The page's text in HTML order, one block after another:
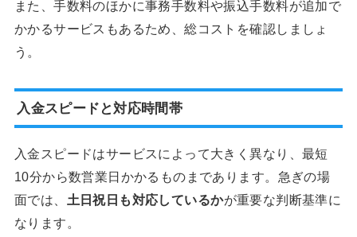
また、手数料のほかに事務手数料や振込手数料が追加で
かかるサービスもあるため、総コストを確認しましょ
う。
入金スピードと対応時間帯
入金スピードはサービスによって大きく異なり、最短
10分から数営業日かかるものまであります。急ぎの場
面では、 土日祝日も対応しているかが重要な判断基準に
なります。